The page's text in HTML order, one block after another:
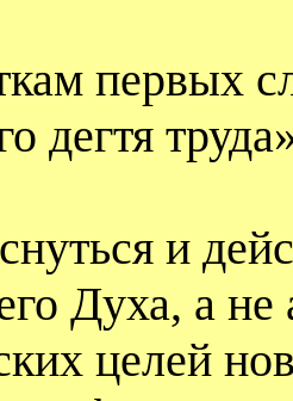
первых
дегтя
и
Духа, а
целей